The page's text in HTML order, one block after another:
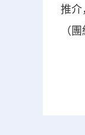
推介
（